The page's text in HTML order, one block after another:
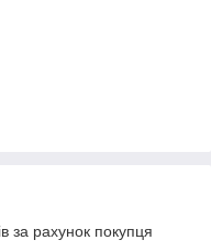
за рахунок покупця